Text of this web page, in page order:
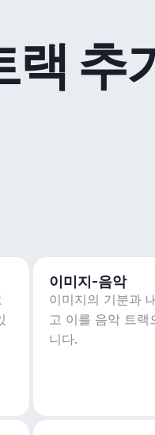
랙 추
이미지-음악
이미지의 기분과
고 이를 음악 트랙
니다.